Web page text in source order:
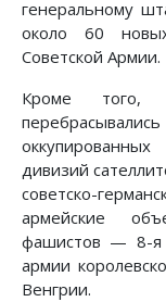
генеральному
около 60
Советской Армии.
Кроме того,
дивизий
советско-
армейские
фашистов — 8-я
армии
Венгрии.